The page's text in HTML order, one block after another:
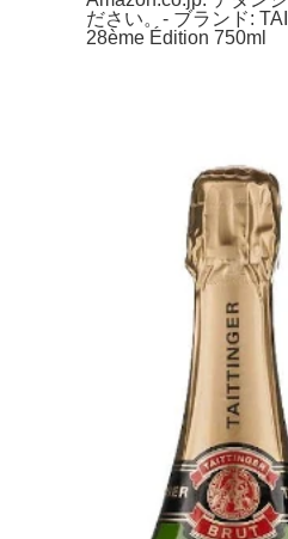
ださい。- ブランド:
28ème Édition 750ml